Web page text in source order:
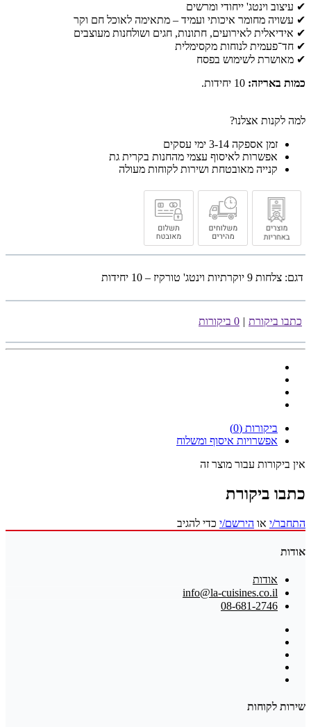
✔ עיצוב וינטג' ייחודי ומרשים
✔ עשויה מחומר איכותי ועמיד – מתאימה לאוכל חם וקר
✔ אידיאלית לאירועים, חתונות, חגים ושולחנות מעוצבים
✔ חד־פעמית לנוחות מקסימלית
✔ מאושרת לשימוש בפסח
כמות באריזה:
למה לקנות אצלנו?
זמן אספקה 3-14 ימי עסקים
אפשרות לאיסוף עצמי מהחנות בקרית גת
קנייה מאובטחת ושירות לקוחות מעולה
דגם: צלחות 9 יוקרתיות וינטג' טורקיז – 10 יחידות
כתבו ביקורת | 0 ביקורות
ביקורות (0)
אפשרויות איסוף ומשלוח
אין ביקורות עבור מוצר זה
כתבו ביקורת
התחבר/י או הירשם/י כדי להגיב
אודות
אודות
info@la-cuisines.co.il
08-681-2746
שירות לקוחות